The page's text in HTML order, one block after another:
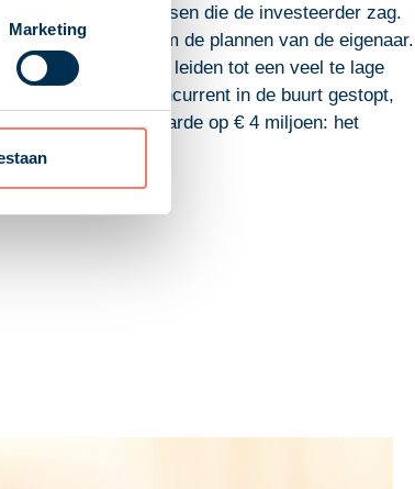
Marketing
met de groeikansen die de investeerder zag.
waarde, niet om de plannen van de eigenaar.
concreet bod zou leiden tot een veel te lage
verkoop is een concurrent in de buurt gestopt,
schat de waarde op € 4 miljoen: het